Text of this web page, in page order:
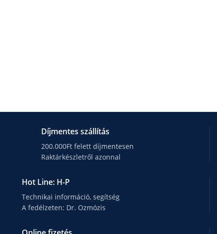
Díjmentes szállítás
200.000Ft felett díjmentesen
Raktárkészletről azonnal
Hot Line: H-P
Technikai információ, segítség
A fedélzeten: Dr. Ozmózis